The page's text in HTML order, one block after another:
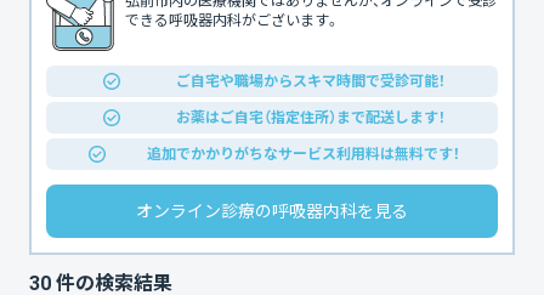
できる呼吸器内科がございます。
ご自宅や職場からスキマ時間で受診可能！
お薬はご自宅（指定住所）まで配送します！
追加でかかりがちなサービス利用料は無料です！
オンライン診療の呼吸器内科を見る
30 件の検索結果